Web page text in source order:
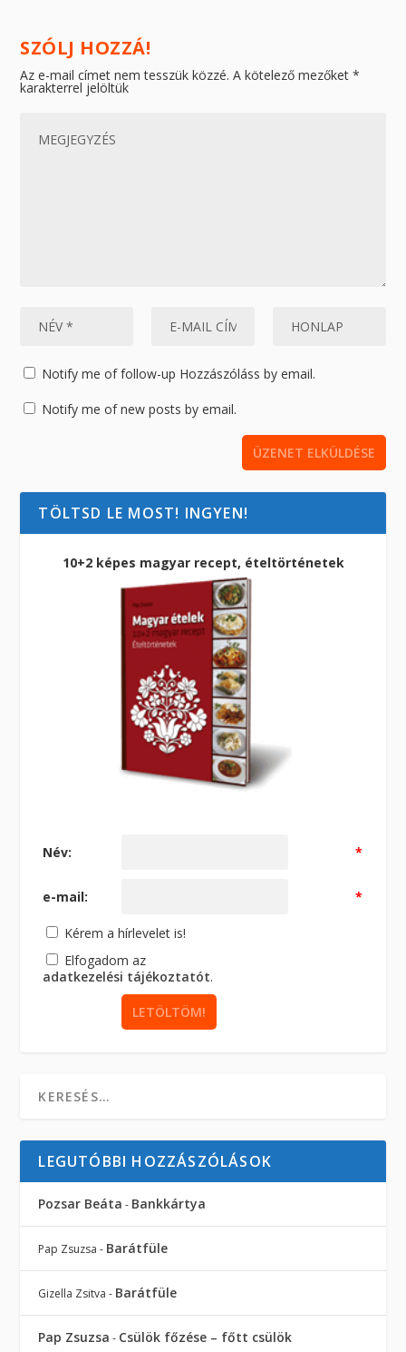
SZÓLJ HOZZÁ!
Az e-mail címet nem tesszük közzé. A kötelező mezőket*
karakterrel jelöltük
Notify me of follow-up Hozzászóláss by email.
Notify me of new posts by email.
TÖLTSD LE MOST! INGYEN!
10+2 képes magyar recept, ételtörténetek
Név: *
e-mail: *
Kérem a hírlevelet is!
Elfogadom az
adatkezelési tájékoztatót.
LEGUTÓBBI HOZZÁSZÓLÁSOK
Pozsar Beáta - Bankkártya
Pap Zsuzsa - Barátfüle
Gizella Zsitva - Barátfüle
Pap Zsuzsa - Csülök főzése – főtt csülök